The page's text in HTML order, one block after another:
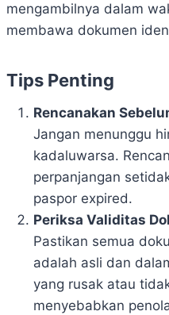
mengambilnya dalam
membawa dokumen
Tips Penting
Rencanakan
Jangan menunggu
kadaluwarsa.
perpanjangan
paspor expired.
Periksa Validitas
Pastikan semua
adalah asli dan
yang rusak atau
menyebabkan